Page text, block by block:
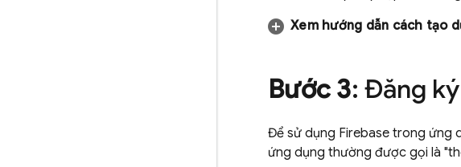
Xem hướng dẫn cách tạo
Bước 3: Đăng
Để sử dụng Firebase trong ứng
ứng dụng thường được gọi là